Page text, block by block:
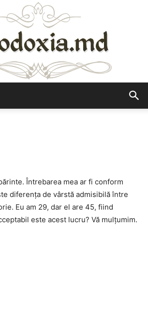
Întrebarea mea ar fi conform
diferenţa de vârstă admisibilă între
Eu am 29, dar el are 45, fiind
este acest lucru? Vă mulţumim.